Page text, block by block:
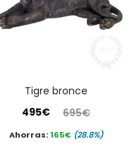
tigre bronce
695€
El
precio
495€
Ahorras:165€ (28.8%)